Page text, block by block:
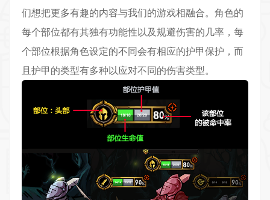
们想把更多有趣的内容与我们的游戏相融合。角色的
每个部位都有其独有功能性以及规避伤害的几率，每
个部位根据角色设定的不同会有相应的护甲保护，而
且护甲的类型有多种以应对不同的伤害类型。